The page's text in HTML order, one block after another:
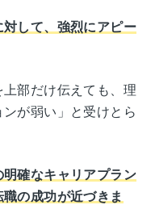
して、強烈にアピー
部だけ伝えても、理
が弱い」と受けとら
確なキャリアプラン
の成功が近づきま